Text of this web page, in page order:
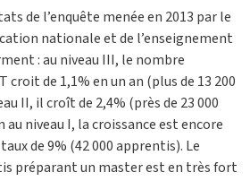
de l’enquête menée en 2013 par le
nationale et de l’enseignement
: au niveau III, le nombre
croit de 1,1% en un an (plus de 13 200
II, il croît de 2,4% (près de 23 000
niveau I, la croissance est encore
de 9% (42 000 apprentis). Le
préparant un master est en très fort